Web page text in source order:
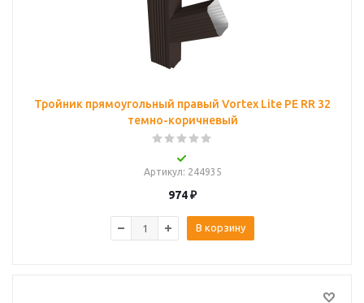
Тройник прямоугольный правый Vortex Lite PE RR 32
темно-коричневый
Артикул: 244935
974₽
В корзину